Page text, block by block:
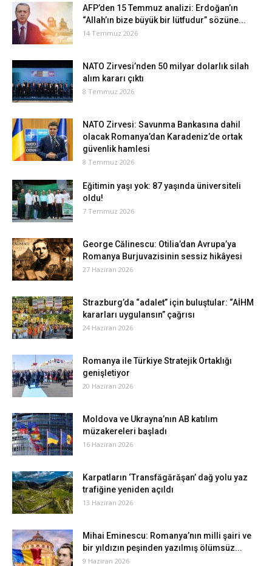
AFP’den 15 Temmuz analizi: Erdoğan’ın
“Allah’ın bize büyük bir lütfudur” sözüne...
14 Temmuz 2026
NATO Zirvesi’nden 50 milyar dolarlık silah
alım kararı çıktı
8 Temmuz 2026
NATO Zirvesi: Savunma Bankasına dahil
olacak Romanya’dan Karadeniz’de ortak
güvenlik hamlesi
8 Temmuz 2026
Eğitimin yaşı yok: 87 yaşında üniversiteli
oldu!
7 Temmuz 2026
George Călinescu: Otilia’dan Avrupa’ya
Romanya Burjuvazisinin sessiz hikâyesi
27 Haziran 2026
Strazburg’da “adalet” için buluştular: “AİHM
kararları uygulansın” çağrısı
24 Haziran 2026
Romanya ile Türkiye Stratejik Ortaklığı
genişletiyor
20 Haziran 2026
Moldova ve Ukrayna’nın AB katılım
müzakereleri başladı
16 Haziran 2026
Karpatların ‘Transfăgărăşan’ dağ yolu yaz
trafiğine yeniden açıldı
13 Haziran 2026
Mihai Eminescu: Romanya’nın milli şairi ve
bir yıldızın peşinden yazılmış ölümsüz...
9 Haziran 2026